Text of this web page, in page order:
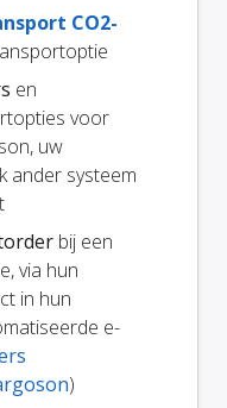
CO2-
en
voor
uw
ander systeem
bij een
via hun
in hun
e-
)